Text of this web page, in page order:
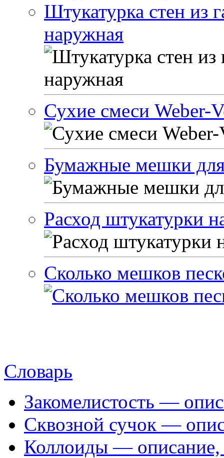
Штукатурка стен из
наружная
Сухие смеси Weber-
Бумажные мешки
Расход штукатурки
Сколько мешков
Словарь
Закомелистость —
Сквозной сучок —
Коллоиды — описание,